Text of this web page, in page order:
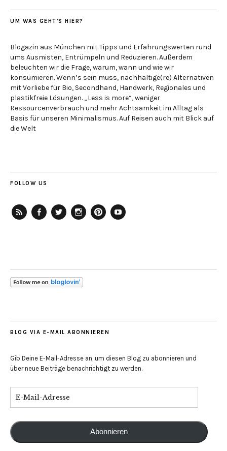
UM WAS GEHT’S HIER?
Blogazin aus München mit Tipps und Erfahrungswerten rund
ums Ausmisten, Entrümpeln und Reduzieren. Außerdem
beleuchten wir die Frage, warum, wann und wie wir
konsumieren. Wenn’s sein muss, nachhaltige(re) Alternativen
mit Vorliebe für Bio, Secondhand, Handwerk, Regionales und
plastikfreie Lösungen. „Less is more“, weniger
Ressourcenverbrauch und mehr Achtsamkeit im Alltag als
Basis für unseren Minimalismus. Auf Reisen auch mit Blick auf
die Welt
FOLLOW US
BLOG VIA E-MAIL ABONNIEREN
Gib Deine E-Mail-Adresse an, um diesen Blog zu abonnieren und
über neue Beiträge benachrichtigt zu werden.
Abonnieren